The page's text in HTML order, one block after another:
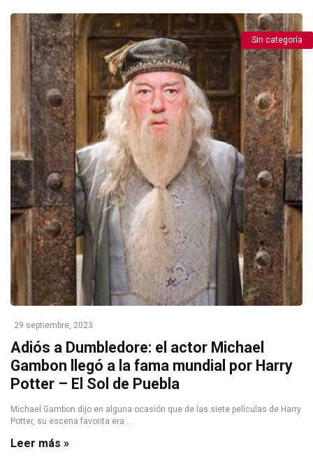
Sin categoría
29 septiembre, 2023
Adiós a Dumbledore: el actor Michael
Gambon llegó a la fama mundial por Harry
Potter – El Sol de Puebla
Michael Gambon dijo en alguna ocasión que de las siete películas de Harry
Potter, su escena favorita era ...
Leer más »